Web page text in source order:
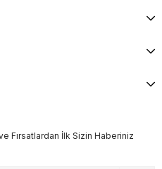
Fırsatlardan İlk Sizin Haberiniz